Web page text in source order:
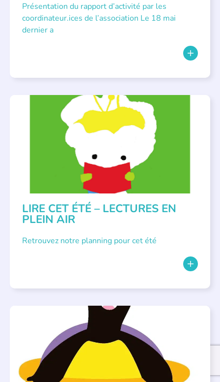
Présentation du rapport d’activité par les
coordinateur.ices de l’association Le 18 mai
dernier a
BIBLIOTHÈQUES ÉVÉNEMENTS , LECTURE INDIVIDUALISÉE
LITTÉRATURE JEUNESSE
LIRE CET ÉTÉ – LECTURES EN
PLEIN AIR
Retrouvez notre planning pour cet été